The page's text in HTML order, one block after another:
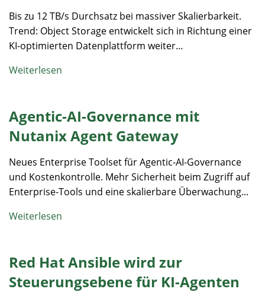
Bis zu 12 TB/s Durchsatz bei massiver Skalierbarkeit.
Trend: Object Storage entwickelt sich in Richtung einer
KI-optimierten Datenplattform weiter...
Weiterlesen
Agentic-AI-Governance mit
Nutanix Agent Gateway
Neues Enterprise Toolset für Agentic-AI-Governance
und Kostenkontrolle. Mehr Sicherheit beim Zugriff auf
Enterprise-Tools und eine skalierbare Überwachung...
Weiterlesen
Red Hat Ansible wird zur
Steuerungsebene für KI-Agenten